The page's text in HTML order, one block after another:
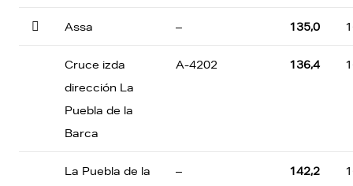
 Assa – 135,0
Cruce izda
dirección La
Puebla de la
Barca
A-4202 136,4
La Puebla de la
– 142,2